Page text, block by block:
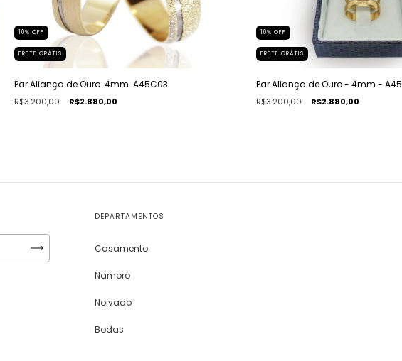
10% OFF
FRETE GRÁTIS
Par Aliança de Ouro  4mm  A45C03
R$3.200,00 R$2.880,00
10% OFF
FRETE GRÁTIS
Par Aliança de Ouro - 4mm - A45
R$3.200,00 R$2.880,00
DEPARTAMENTOS
Casamento
Namoro
Noivado
Bodas